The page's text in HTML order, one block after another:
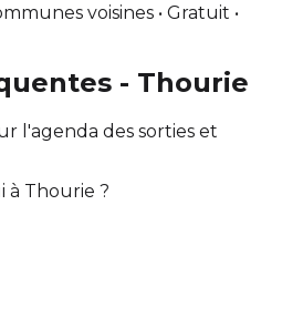
voisines • Gratuit •
- Thourie
l'agenda des sorties et
à Thourie ?